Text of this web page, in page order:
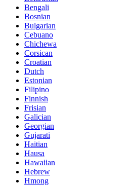
Bengali
Bosnian
Bulgarian
Cebuano
Chichewa
Corsican
Croatian
Dutch
Estonian
Filipino
Finnish
Frisian
Galician
Georgian
Gujarati
Haitian
Hausa
Hawaiian
Hebrew
Hmong